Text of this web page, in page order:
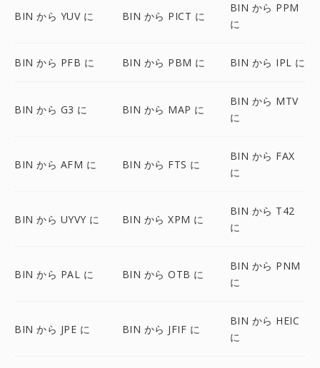
BIN から YUV に BIN から PICT に
BIN から PPM
に
BIN から PFB に BIN から PBM に BIN から IPL に
BIN から G3 に BIN から MAP に
BIN から MTV
に
BIN から AFM に BIN から FTS に
BIN から FAX
に
BIN から UYVY に BIN から XPM に
BIN から T42
に
BIN から PAL に BIN から OTB に
BIN から PNM
に
BIN から JPE に BIN から JFIF に
BIN から HEIC
に